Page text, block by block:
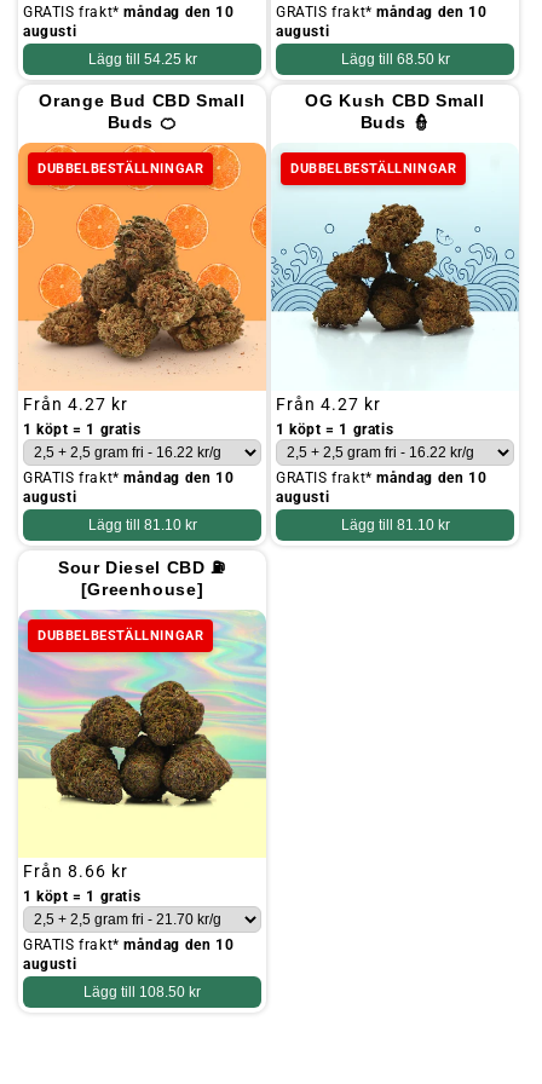
GRATIS frakt*måndag den 10
augusti
Lägg till 54.25 kr
GRATIS frakt*måndag den 10
augusti
Lägg till 68.50 kr
Orange Bud CBD Small
Buds 🍊
DUBBELBESTÄLLNINGAR
Ordinarie
pris
Från 4.27 kr
1 köpt = 1 gratis
GRATIS frakt*måndag den 10
augusti
Lägg till 81.10 kr
OG Kush CBD Small
Buds 👮
DUBBELBESTÄLLNINGAR
Ordinarie
pris
Från 4.27 kr
1 köpt = 1 gratis
GRATIS frakt*måndag den 10
augusti
Lägg till 81.10 kr
Sour Diesel CBD ⛽
[Greenhouse]
DUBBELBESTÄLLNINGAR
Ordinarie
pris
Från 8.66 kr
1 köpt = 1 gratis
GRATIS frakt*måndag den 10
augusti
Lägg till 108.50 kr